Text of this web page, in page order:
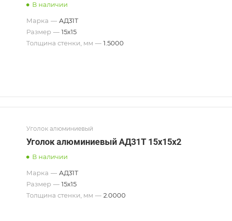
В наличии
Марка — АД31Т
Размер — 15х15
Толщина стенки, мм — 1.5000
Уголок алюминиевый
Уголок алюминиевый АД31Т 15х15х2
В наличии
Марка — АД31Т
Размер — 15х15
Толщина стенки, мм — 2.0000